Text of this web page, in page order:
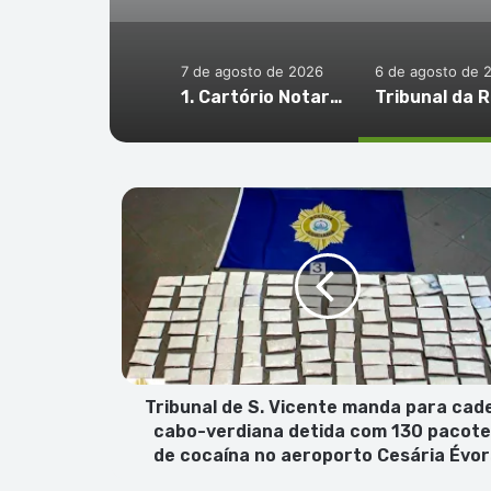
7 de agosto de 2026
1. Cartório Notarial de São Vicente – Habilitação de Herdeiros de Manuel Delgado Évora (1. pub)
6 de agosto de
Tribunal
manda
para
cadeia
cabo-
verdiana
detidaTribunal de S. Vicente manda para
cabo-verdiana detida com 130
de cocaína no aeroporto Cesária